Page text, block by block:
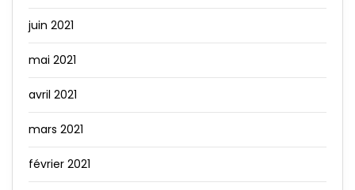
juin 2021
mai 2021
avril 2021
mars 2021
février 2021